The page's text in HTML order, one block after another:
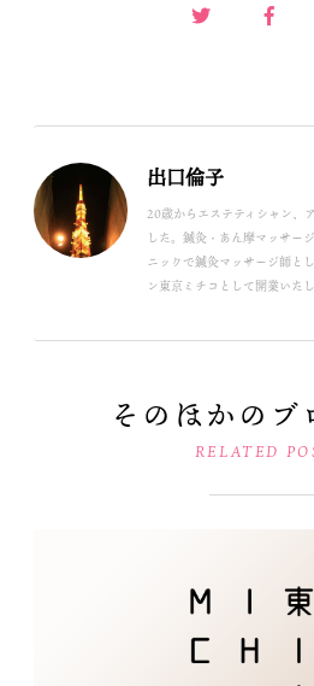
出口倫子
20歳からエステティシャン、
した。鍼灸・あん摩マッサー
ニックで鍼灸マッサージ師と
ン東京ミチコとして開業いたし
そのほかのブ
RELATED